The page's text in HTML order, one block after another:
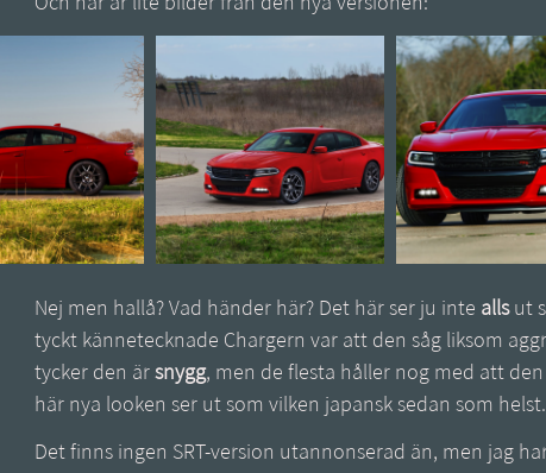
Nej men hallå? Vad händer här? Det här ser ju inte allsut
tyckt kännetecknade Chargern var att den såg liksom
tycker den är snygg, men de flesta håller nog med att
här nya looken ser ut som vilken japansk sedan som helst.
Det finns ingen SRT-version utannonserad än, men jag